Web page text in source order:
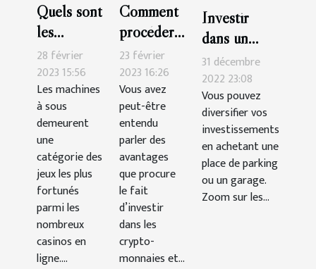
Quels sont
les
meilleures
machines à
sous-
catégorie
aventure ?
28 février
2023 15:56
Les machines
à sous
demeurent
une
catégorie des
jeux les plus
fortunés
parmi les
nombreux
casinos en
ligne....
Comment
procéder
pour
acheter
des
crypto-
monnaies
en tant
que
débutant ?
23 février
2023 16:26
Vous avez
peut-être
entendu
parler des
avantages
que procure
le fait
d’investir
dans les
crypto-
monnaies et...
Investir
dans un
garage ou
une place de
parking :
quels atouts
?
31 décembre
2022 23:08
Vous pouvez
diversifier vos
investissements
en achetant une
place de parking
ou un garage.
Zoom sur les...